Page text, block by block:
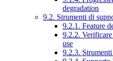
degradation
9.2. Strumenti di
9.2.1. Feature
9.2.2.
use
9.2.3.